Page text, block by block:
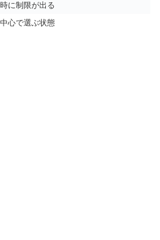
に制限が出る
心で選ぶ状態